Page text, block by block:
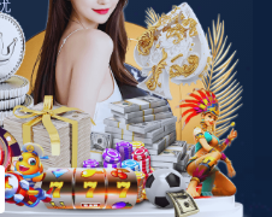
首页>工程案例 > 火